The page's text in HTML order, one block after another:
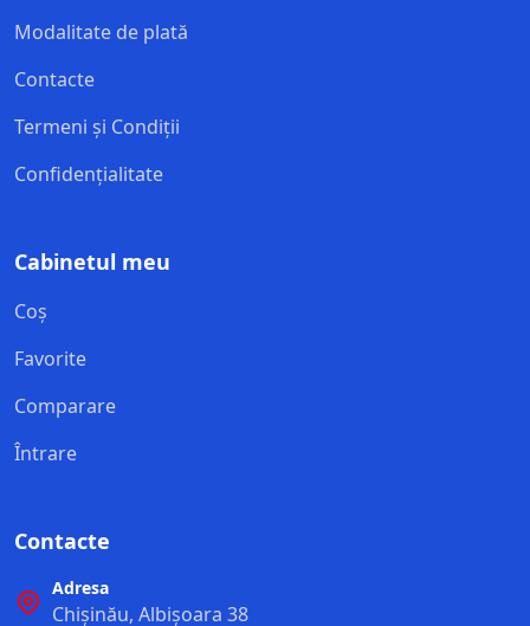
Modalitate de plată
Contacte
Termeni și Condiții
Confidențialitate
Cabinetul meu
Coș
Favorite
Comparare
Întrare
Contacte
Adresa
Chișinău, Albișoara 38